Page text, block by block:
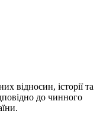
відносин, історії та
до чинного